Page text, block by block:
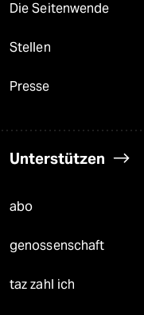
Die Seitenwende
Stellen
Presse
Unterstützen
abo
genossenschaft
taz zahl ich